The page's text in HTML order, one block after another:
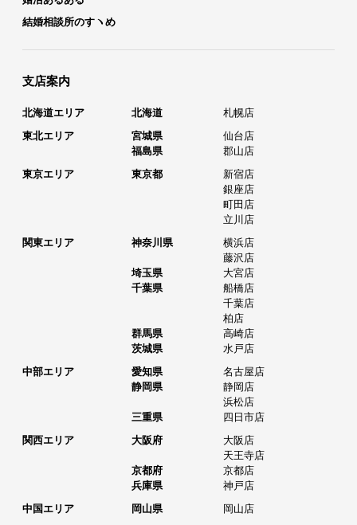
結婚相談所のすヽめ
支店案内
北海道エリア 北海道
札幌店
東北エリア
宮城県
仙台店
福島県
郡山店
東京エリア
東京都
新宿店
銀座店
町田店
立川店
関東エリア
神奈川県
横浜店
藤沢店
埼玉県
大宮店
千葉県
船橋店
千葉店
柏店
群馬県
高崎店
茨城県
水戸店
中部エリア
愛知県
名古屋店
静岡県
静岡店
浜松店
三重県
四日市店
関西エリア
大阪府
大阪店
天王寺店
京都府
京都店
兵庫県
神戸店
中国エリア
岡山県
岡山店